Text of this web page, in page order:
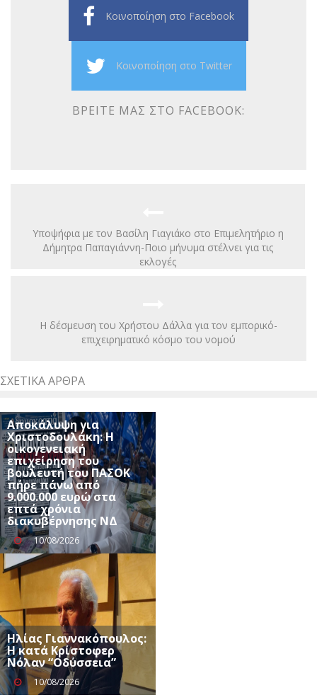
Κοινοποίηση στο Facebook
Κοινοποίηση στο Twitter
ΒΡΕΊΤΕ ΜΑΣ ΣΤΟ FACEBOOK:
Υποψήφια με τον Βασίλη Γιαγιάκο στο Επιμελητήριο η
Δήμητρα Παπαγιάννη-Ποιο μήνυμα στέλνει για τις
εκλογές
Η δέσμευση του Χρήστου Δάλλα για τον εμπορικό-
επιχειρηματικό κόσμο του νομού
ΣΧΕΤΙΚΆ ΆΡΘΡΑ
Αποκάλυψη για
Χριστοδουλάκη: Η
οικογενειακή
επιχείρηση του
βουλευτή του ΠΑΣΟΚ
πήρε πάνω από
9.000.000 ευρώ στα
επτά χρόνια
διακυβέρνησης ΝΔ
10/08/2026
Ηλίας Γιαννακόπουλος:
Η κατά Κρίστοφερ
Νόλαν “Oδύσσεια”
10/08/2026